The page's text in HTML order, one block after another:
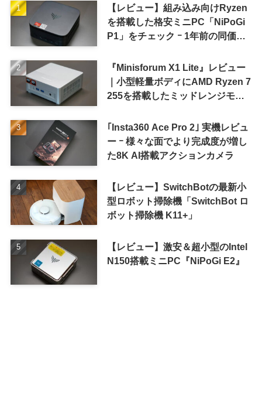
【レビュー】組み込み向けRyzen
を搭載した格安ミニPC「NiPoGi
P1」をチェック ｰ 1年前の同価格
『Minisforum X1 Lite』レビュー
｜小型軽量ボディにAMD Ryzen 7
255を搭載したミッドレンジモデ
｢Insta360 Ace Pro 2｣ 実機レビュ
ー ｰ 様々な面でより完成度が増し
た8K AI搭載アクションカメラ
【レビュー】SwitchBotの最新小
型ロボット掃除機「SwitchBot ロ
ボット掃除機 K11+」
【レビュー】激安＆超小型のIntel
N150搭載ミニPC『NiPoGi E2』